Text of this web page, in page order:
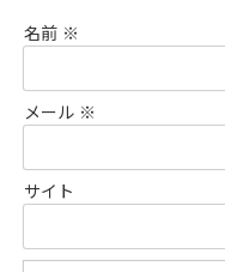
名前 ※
メール ※
サイト